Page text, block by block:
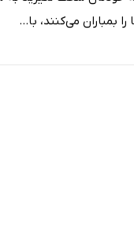
بمباران می‌کنند، با...